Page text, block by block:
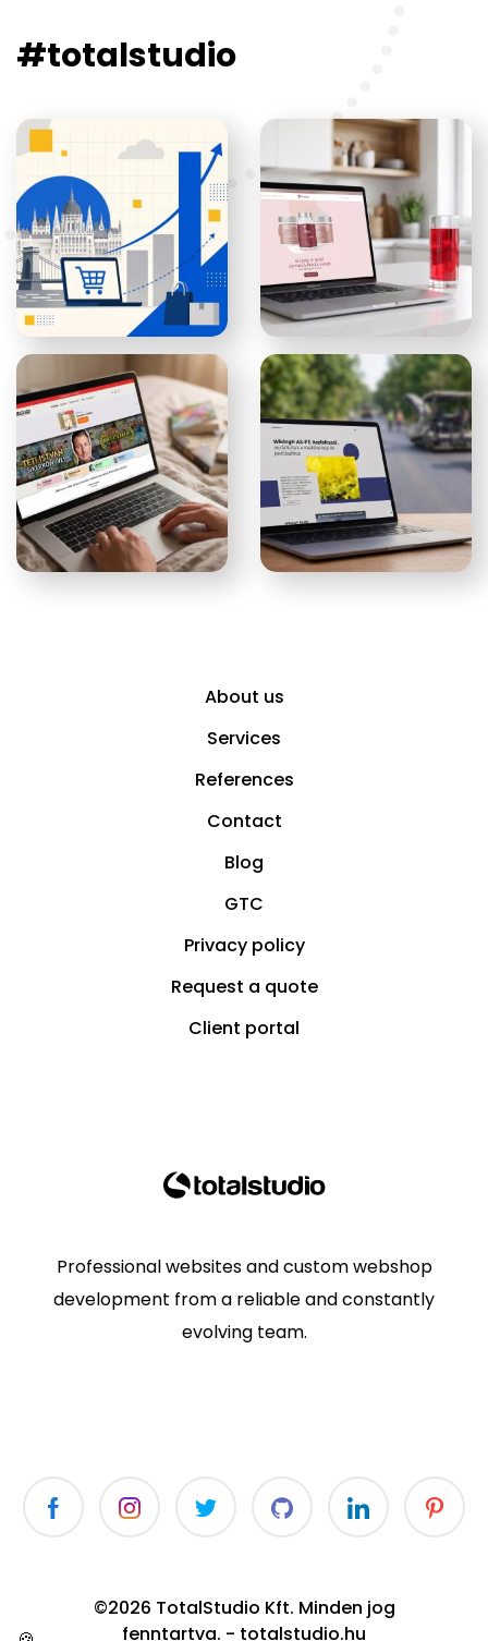
#totalstudio
About us
Services
References
Contact
Blog
GTC
Privacy policy
Request a quote
Client portal
Professional websites and custom webshop
development from a reliable and constantly
evolving team.
©2026 TotalStudio Kft. Minden jog
fenntartva. - totalstudio.hu